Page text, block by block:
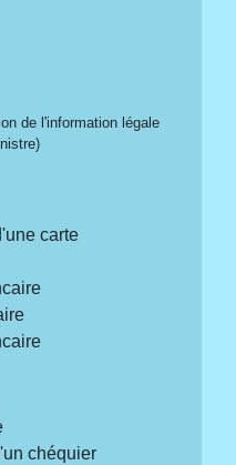
de l'information légale
carte
chéquier